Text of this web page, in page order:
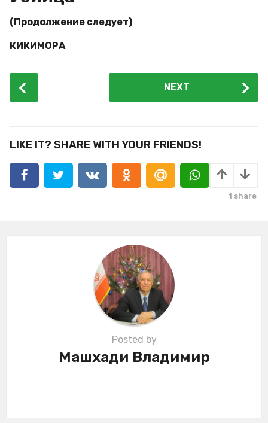
(Продолжение следует)
КИКИМОРА
P
P
i
NEXT
LIKE IT? SHARE WITH YOUR FRIENDS!
1 share
Posted by
Машхади Владимир